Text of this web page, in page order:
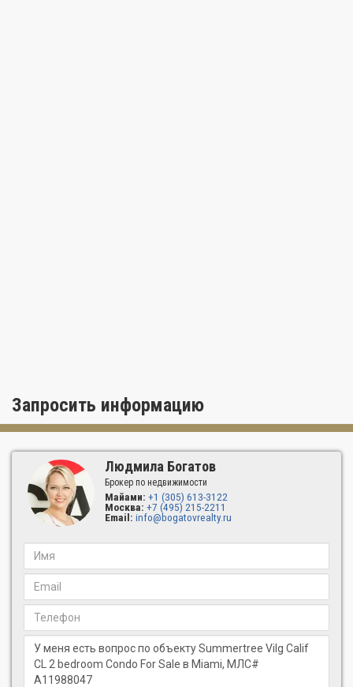
Запросить информацию
Людмила Богатов
Брокер по недвижимости
Майами: +1 (305) 613-3122
Москва: +7 (495) 215-2211
Email: info@bogatovrealty.ru